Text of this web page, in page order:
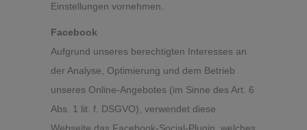
Einstellungen vornehmen.
Facebook
Aufgrund unseres berechtigten Interesses an
der Analyse, Optimierung und dem Betrieb
unseres Online-Angebotes (im Sinne des Art. 6
Abs. 1 lit. f. DSGVO), verwendet diese